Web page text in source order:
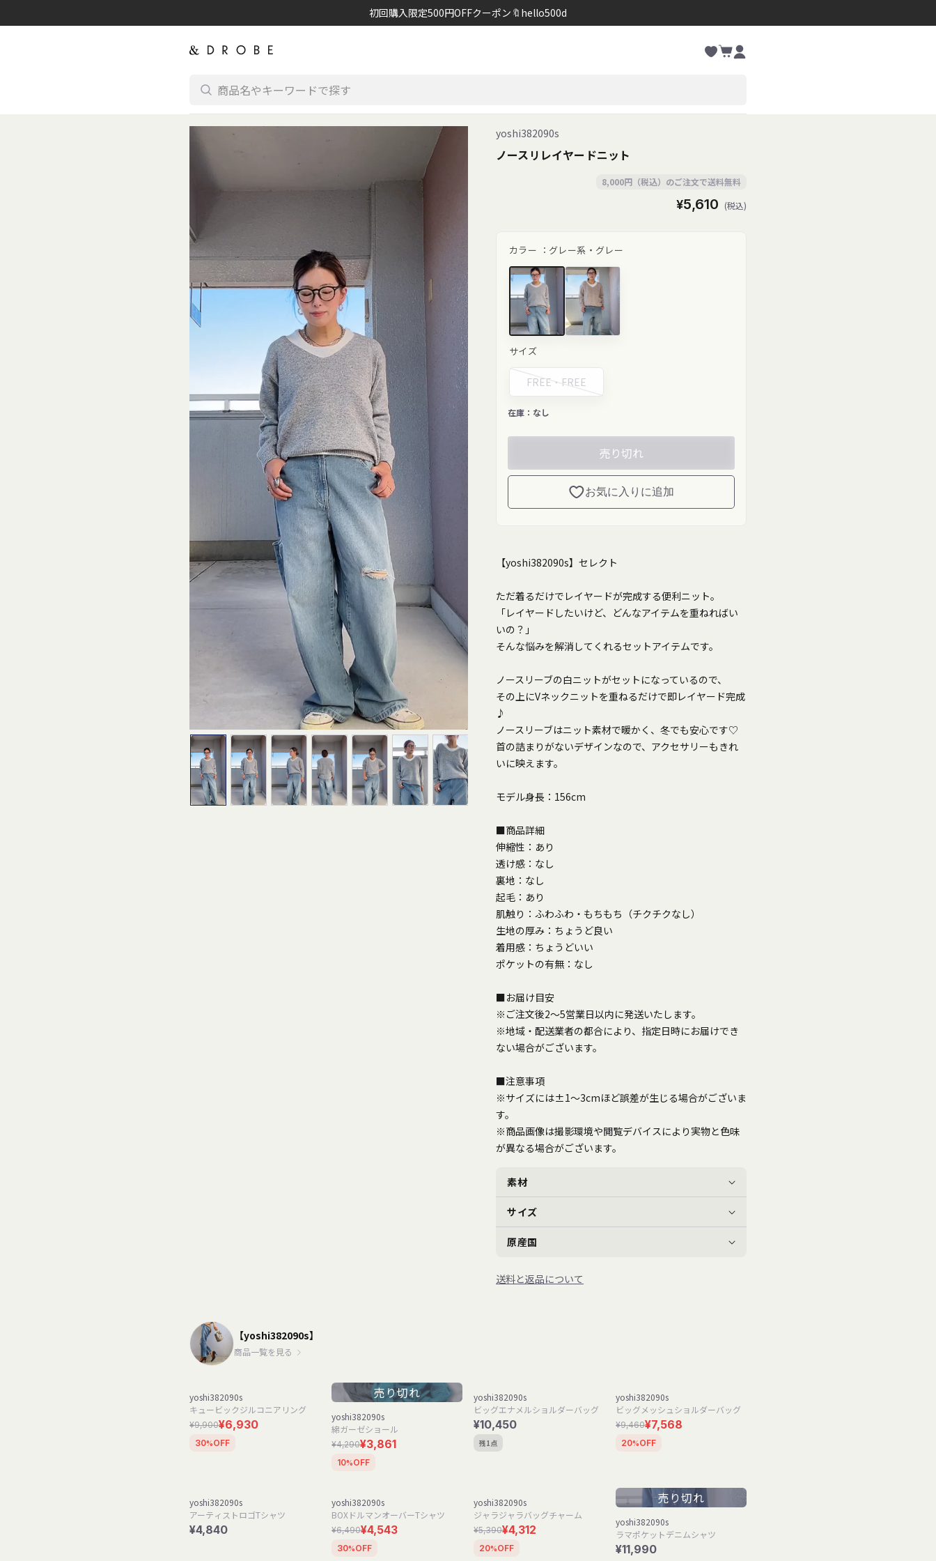
初回購入限定500円OFFクーポン🔖hello500d
に ーロ
yoshi382090s
ノースリレイヤードニット
8,000円（税込）のご注文で送料無料
通¥5,610 (税込)
カラー ： グレー系・グレー
class="product-
picker__image"
width="200"
loading="lazy">
picker__image"
width="200"
サイズ
FREE・ FREE
在庫： なし
売り切れ
お気に入りに追加
【yoshi382090s】セレクト
ただ着るだけでレイヤードが完成する便利ニット。
「レイヤードしたいけど、どんなアイテムを重ねればい
いの？」
そんな悩みを解消してくれるセットアイテムです。
ノースリーブの白ニットがセットになっているので、
その上にVネックニットを重ねるだけで即レイヤード完成
♪
ノースリーブはニット素材で暖かく、冬でも安心です♡
首の詰まりがないデザインなので、アクセサリーもきれ
いに映えます。
モデル身長：156cm
■商品詳細
伸縮性：あり
透け感：なし
裏地：なし
起毛：あり
肌触り：ふわふわ・もちもち（チクチクなし）
生地の厚み：ちょうど良い
着用感：ちょうどいい
ポケットの有無：なし
■お届け目安
※ご注文後2～5営業日以内に発送いたします。
※地域・配送業者の都合により、指定日時にお届けでき
ない場合がございます。
■注意事項
※サイズには±1〜3cmほど誤差が生じる場合がございま
す。
※商品画像は撮影環境や閲覧デバイスにより実物と色味
が異なる場合がございます。
素材
サイズ
原産国
送料と返品について
【yoshi382090s】
商品一覧を見る
yoshi382090s
キュービックジルコニアリング
¥9,900¥6,930
30%OFF
売り切れ
yoshi382090s
綿ガーゼショール
¥4,290¥3,861
10%OFF
yoshi382090s
ビッグエナメルショルダーバッグ
¥10,450
残1点
yoshi382090s
ビッグメッシュショルダーバッグ
¥9,460¥7,568
20%OFF
yoshi382090s
アーティストロゴTシャツ
¥4,840
yoshi382090s
BOXドルマンオーバーTシャツ
¥6,490¥4,543
30%OFF
yoshi382090s
ジャラジャラバッグチャーム
¥5,390¥4,312
20%OFF
売り切れ
yoshi382090s
ラマポケットデニムシャツ
¥11,990